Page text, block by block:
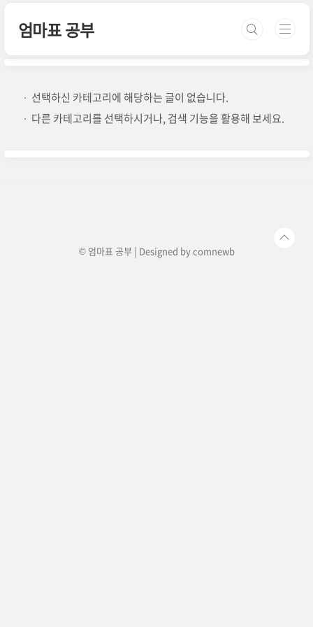
엄마표 공부
선택하신 카테고리에 해당하는 글이 없습니다.
다른 카테고리를 선택하시거나, 검색 기능을 활용해 보세요.
© 엄마표 공부 | Designed bycomnewb